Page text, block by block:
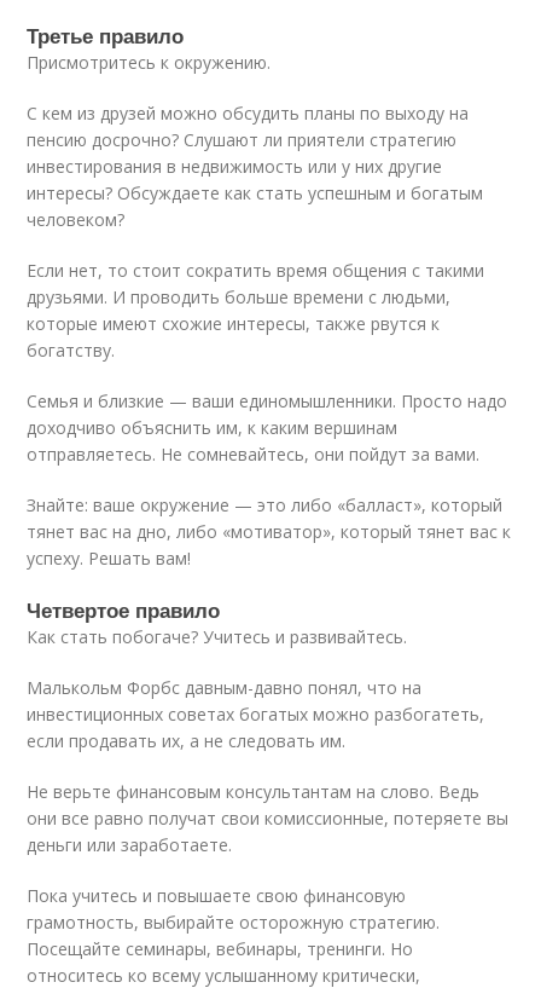
Третье правило
Присмотритесь к окружению.
С кем из друзей можно обсудить планы по выходу на
пенсию досрочно? Слушают ли приятели стратегию
инвестирования в недвижимость или у них другие
интересы? Обсуждаете как стать успешным и богатым
человеком?
Если нет, то стоит сократить время общения с такими
друзьями. И проводить больше времени с людьми,
которые имеют схожие интересы, также рвутся к
богатству.
Семья и близкие — ваши единомышленники. Просто надо
доходчиво объяснить им, к каким вершинам
отправляетесь. Не сомневайтесь, они пойдут за вами.
Знайте: ваше окружение — это либо «балласт», который
тянет вас на дно, либо «мотиватор», который тянет вас к
успеху. Решать вам!
Четвертое правило
Как стать побогаче? Учитесь и развивайтесь.
Малькольм Форбс давным-давно понял, что на
инвестиционных советах богатых можно разбогатеть,
если продавать их, а не следовать им.
Не верьте финансовым консультантам на слово. Ведь
они все равно получат свои комиссионные, потеряете вы
деньги или заработаете.
Пока учитесь и повышаете свою финансовую
грамотность, выбирайте осторожную стратегию.
Посещайте семинары, вебинары, тренинги. Но
относитесь ко всему услышанному критически,